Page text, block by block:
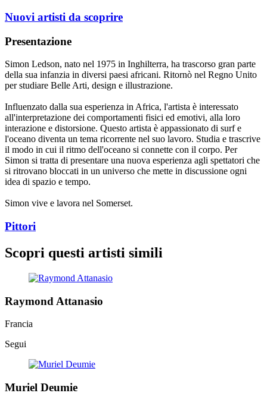
Nuovi artisti da scoprire
Presentazione
Simon Ledson, nato nel 1975 in Inghilterra, ha trascorso gran parte
della sua infanzia in diversi paesi africani. Ritornò nel Regno Unito
per studiare Belle Arti, design e illustrazione.
Influenzato dalla sua esperienza in Africa, l'artista è interessato
all'interpretazione dei comportamenti fisici ed emotivi, alla loro
interazione e distorsione. Questo artista è appassionato di surf e
l'oceano diventa un tema ricorrente nel suo lavoro. Studia e trascrive
il modo in cui il ritmo dell'oceano si connette con il corpo. Per
Simon si tratta di presentare una nuova esperienza agli spettatori che
si ritrovano bloccati in un universo che mette in discussione ogni
idea di spazio e tempo.
Simon vive e lavora nel Somerset.
Pittori
Scopri questi artisti simili
Raymond Attanasio
Francia
Segui
Muriel Deumie